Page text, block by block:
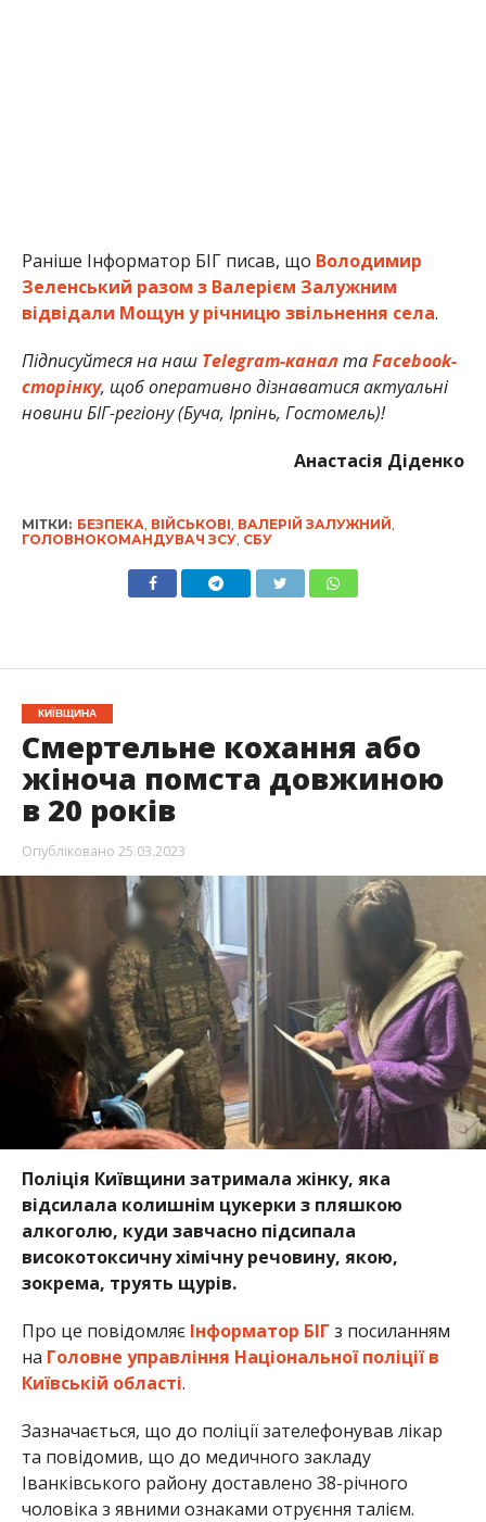
Раніше Інформатор БІГ писав, що Володимир
Зеленський разом з Валерієм Залужним
відвідали Мощун у річницю звільнення села.
Підписуйтеся на наш Telegram-канал таFacebook-
сторінку, щоб оперативно дізнаватися актуальні
новини БІГ-регіону (Буча, Ірпінь, Гостомель)!
Анастасія Діденко
МІТКИ: БЕЗПЕКА ВІЙСЬКОВІ ВАЛЕРІЙ ЗАЛУЖНИЙ
ГОЛОВНОКОМАНДУВАЧ ЗСУ, СБУ
КИЇВЩИНА
Смертельне кохання або
жіноча помста довжиною
в 20 років
Опубліковано 25.03.2023
Поліція Київщини затримала жінку, яка
відсилала колишнім цукерки з пляшкою
алкоголю, куди завчасно підсипала
високотоксичну хімічну речовину, якою,
зокрема, труять щурів.
Про це повідомляє Інформатор БІГ з посиланням
на Головне управління Національної поліції в
Київській області.
Зазначається, що до поліції зателефонував лікар
та повідомив, що до медичного закладу
Іванківського району доставлено 38-річного
чоловіка з явними ознаками отруєння талієм.